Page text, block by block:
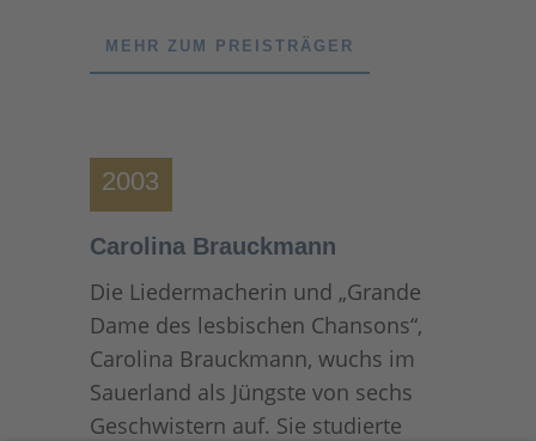
MEHR ZUM PREISTRÄGER
2003
Carolina Brauckmann
Die Liedermacherin und „Grande
Dame des lesbischen Chansons“,
Carolina Brauckmann, wuchs im
Sauerland als Jüngste von sechs
Geschwistern auf. Sie studierte